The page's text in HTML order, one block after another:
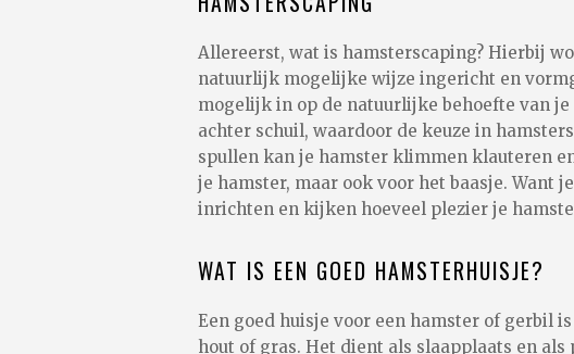
Allereerst, wat is hamsterscaping? Hierbij
natuurlijk mogelijke wijze ingericht en
mogelijk in op de natuurlijke behoefte van
achter schuil, waardoor de keuze in
spullen kan je hamster klimmen klauteren
je hamster, maar ook voor het baasje.
inrichten en kijken hoeveel plezier je
WAT IS EEN GOED HAMSTERHUISJE?
Een goed huisje voor een hamster of gerbil
hout of gras. Het dient als slaapplaats en